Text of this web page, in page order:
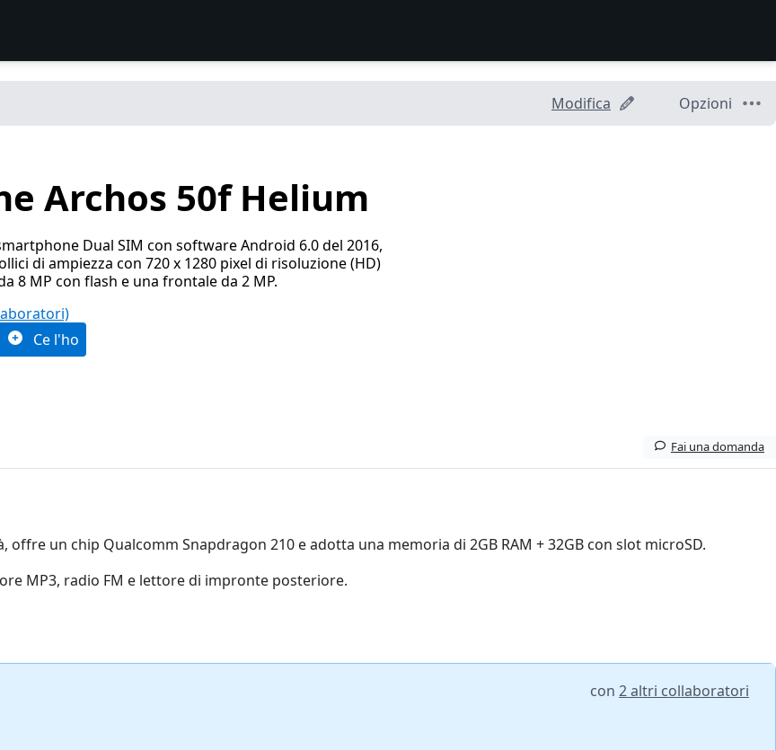
Modifica
Opzioni
Archos 50f Helium
Dual SIM con software Android 6.0 del 2016,
di ampiezza con 720 x 1280 pixel di risoluzione (HD)
8 MP con flash e una frontale da 2 MP.
Ce l'ho
Fai una domanda
un chip Qualcomm Snapdragon 210 e adotta una memoria di 2GB RAM + 32GB con slot microSD.
MP3, radio FM e lettore di impronte posteriore.
con 2 altri collaboratori